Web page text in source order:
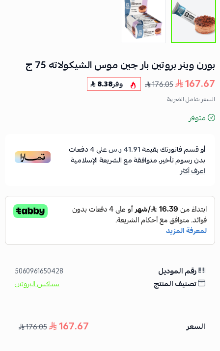
بورن وينر بروتين بار جين موس الشيكولاته 75 ج
167.67
176.05 وفر8.38
السعر شامل الضريبة
متوفر
أو قسم فاتورتك بقيمة41.91 ر.س على4دفعات
بدون رسوم تأخير، متوافقة مع الشريعة الإسلامية
اعرف أكثر
رقم الموديل 5060961650428
تصنيف المنتج سناكس البروتين
السعر 167.67
176.05